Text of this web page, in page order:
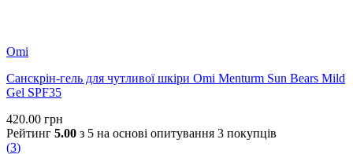
Omi
Санскрін-гель для чутливої шкіри Omi Menturm Sun Bears Mild
Gel SPF35
420.00 грн
Рейтинг 5.00 з 5 на основі опитування 3 покупців
(3)